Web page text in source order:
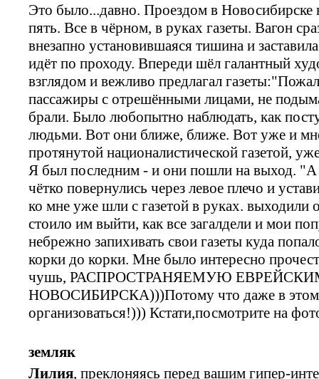
Это было...давно. Проездом в Новосибирске
пять. Все в чёрном, в руках газеты. Вагон
внезапно установившаяся тишина и
идёт по проходу. Впереди шёл галантный
взглядом и вежливо предлагал
пассажиры с отрешёнными лицами, не
брали. Было любопытно наблюдать, как
людьми. Вот они ближе, ближе. Вот уже и
протянутой националистической газетой,
Я был последним - и они пошли на выход.
чётко повернулись через левое плечо и
ко мне уже шли с газетой в руках.
стоило им выйти, как все загалдели и мои
небрежно запихивать свои газеты куда
корки до корки. Мне было интересно
чушь, РАСПРОСТРАНЯЕМУЮ
НОВОСИБИРСКА)))Потому что даже в этом
организоваться!))) Кстати,посмотрите на
земляк
Лилия, преклоняясь перед вашим гипер-